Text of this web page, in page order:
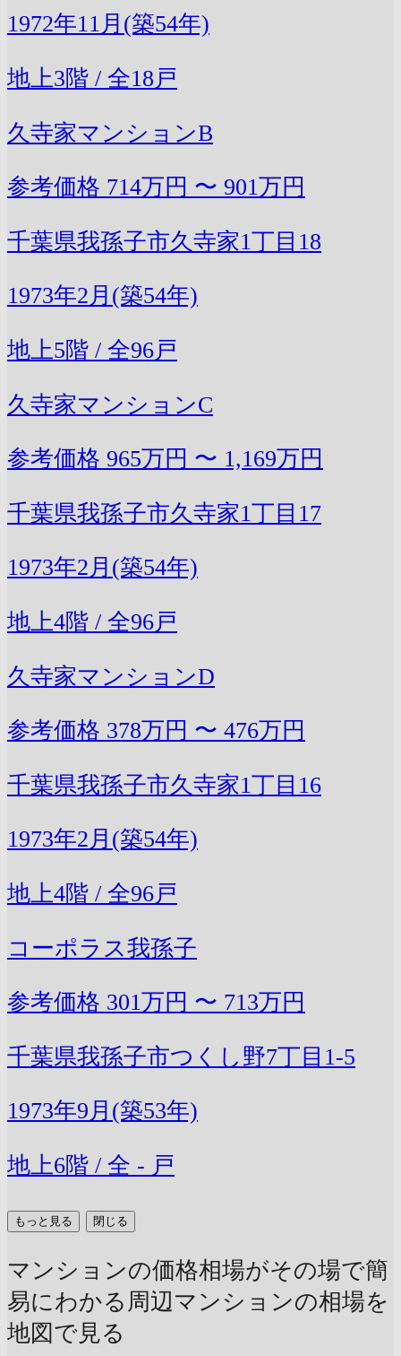
1972年11月(築54年)
地上3階 / 全18戸
久寺家マンションB
参考価格 714万円 〜 901万円
千葉県我孫子市久寺家1丁目18
1973年2月(築54年)
地上5階 / 全96戸
久寺家マンションC
参考価格 965万円 〜 1,169万円
千葉県我孫子市久寺家1丁目17
1973年2月(築54年)
地上4階 / 全96戸
久寺家マンションD
参考価格 378万円 〜 476万円
千葉県我孫子市久寺家1丁目16
1973年2月(築54年)
地上4階 / 全96戸
コーポラス我孫子
参考価格 301万円 〜 713万円
千葉県我孫子市つくし野7丁目1-5
1973年9月(築53年)
地上6階 / 全 - 戸
もっと見る 閉じる
マンションの価格相場がその場で簡
易にわかる 周辺マンションの相場を
地図で見る